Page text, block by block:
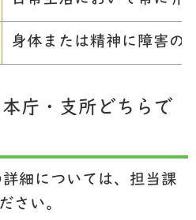
身体または精神に障害の
庁・支所どちらで
細については、担当課
さい。